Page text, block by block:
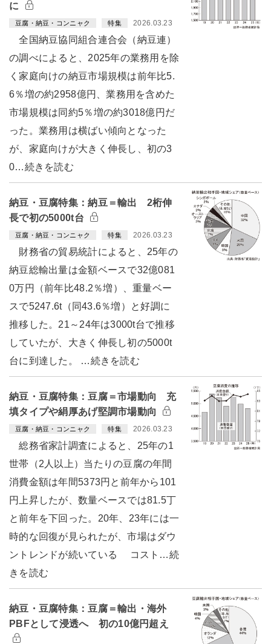
に
豆腐・納豆・コンニャク 特集 2026.03.23
全国納豆協同組合連合会（納豆連）
の調べによると、2025年の業務用を除
く家庭向けの納豆市場規模は前年比5.
6％増の約2958億円、業務用を含めた
市場規模は同約5％増の約3018億円だ
った。業務用は横ばい傾向となった
が、家庭向けが大きく伸長し、初の3
0…続きを読む
納豆・豆腐特集：納豆＝輸出 2桁伸
長で初の5000t台
豆腐・納豆・コンニャク 特集 2026.03.23
財務省の貿易統計によると、25年の
納豆総輸出量は金額ベースで32億081
0万円（前年比48.2％増）、重量ベー
スで5247.6t（同43.6％増）と好調に
推移した。21～24年は3000t台で推移
していたが、大きく伸長し初の5000t
台に到達した。 …続きを読む
納豆・豆腐特集：豆腐＝市場動向 充
填タイプや絹厚あげ堅調市場動向
豆腐・納豆・コンニャク 特集 2026.03.23
総務省家計調査によると、25年の1
世帯（2人以上）当たりの豆腐の年間
消費金額は年間5373円と前年から101
円上昇したが、数量ベースでは81.5丁
と前年を下回った。20年、23年には一
時的な回復が見られたが、市場はダウ
ントレンドが続いている コスト…続
きを読む
納豆・豆腐特集：豆腐＝輸出・海外
PBFとして浸透へ 初の10億円超え